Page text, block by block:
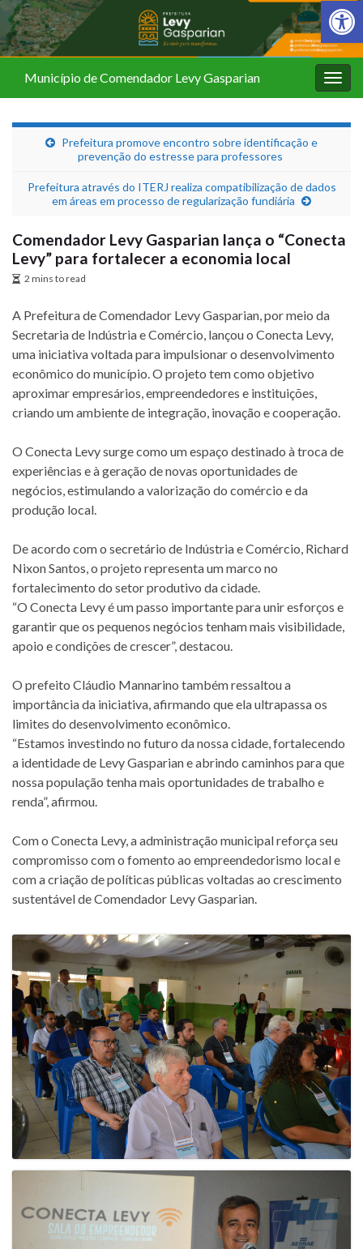
Barra de
Município de Comendador Levy Gasparian
Prefeitura promove encontro sobre identificação e
prevenção do estresse para professores
Prefeitura através do ITERJ realiza compatibilização de dados
em áreas em processo de regularização fundiária
Comendador Levy Gasparian lança o “Conecta
Levy” para fortalecer a economia local
2 mins to read
A Prefeitura de Comendador Levy Gasparian, por meio da
Secretaria de Indústria e Comércio, lançou o Conecta Levy,
uma iniciativa voltada para impulsionar o desenvolvimento
econômico do município. O projeto tem como objetivo
aproximar empresários, empreendedores e instituições,
criando um ambiente de integração, inovação e cooperação.
O Conecta Levy surge como um espaço destinado à troca de
experiências e à geração de novas oportunidades de
negócios, estimulando a valorização do comércio e da
produção local.
De acordo com o secretário de Indústria e Comércio, Richard
Nixon Santos, o projeto representa um marco no
fortalecimento do setor produtivo da cidade.
“O Conecta Levy é um passo importante para unir esforços e
garantir que os pequenos negócios tenham mais visibilidade,
apoio e condições de crescer”, destacou.
O prefeito Cláudio Mannarino também ressaltou a
importância da iniciativa, afirmando que ela ultrapassa os
limites do desenvolvimento econômico.
“Estamos investindo no futuro da nossa cidade, fortalecendo
a identidade de Levy Gasparian e abrindo caminhos para que
nossa população tenha mais oportunidades de trabalho e
renda”, afirmou.
Com o Conecta Levy, a administração municipal reforça seu
compromisso com o fomento ao empreendedorismo local e
com a criação de políticas públicas voltadas ao crescimento
sustentável de Comendador Levy Gasparian.